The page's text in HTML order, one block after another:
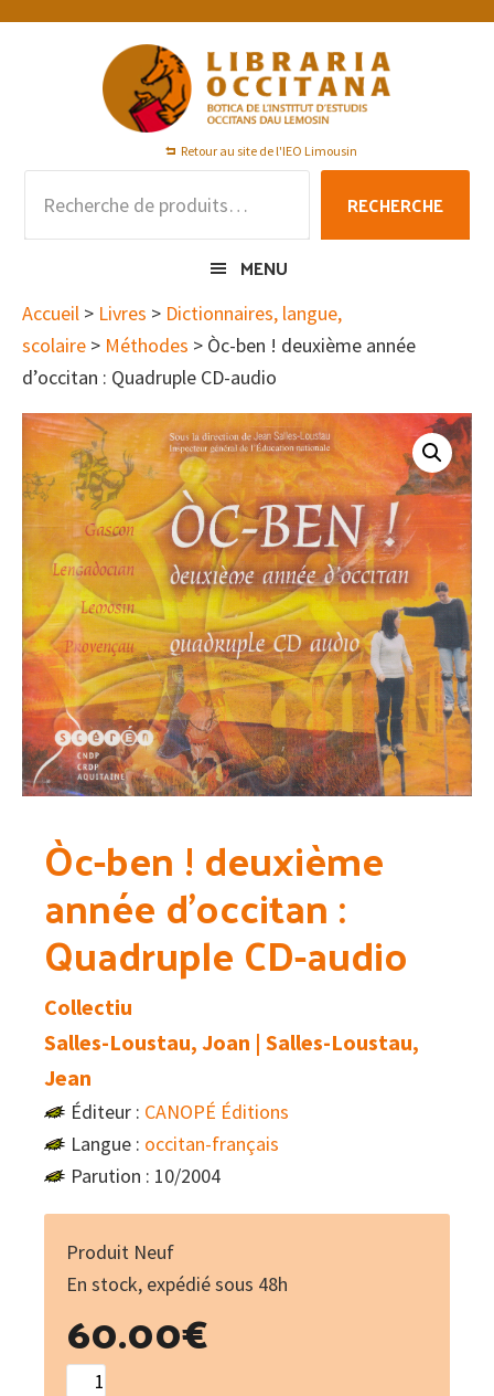
Passer
Passer
Passer
Retour au site de l'IEO Limousin
pour :
RECHERCHE
MENU
Accueil > Livres > Dictionnaires, langue,
scolaire > Méthodes > Òc-ben ! deuxième année
d’occitan : Quadruple CD-audio
Òc-ben ! deuxième
année d’occitan :
Quadruple CD-audio
Collectiu
Salles-Loustau, Joan | Salles-Loustau,
Jean
Éditeur : CANOPÉ Éditions
Langue : occitan-français
Parution : 10/2004
Produit Neuf
En stock, expédié sous 48h
60.00€
quantité